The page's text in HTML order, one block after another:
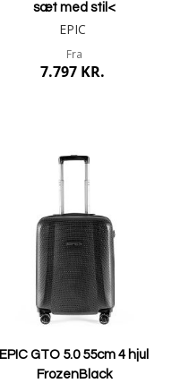
sæt med stil<
EPIC
Fra
7.797 KR.
EPIC GTO 5.0 55cm 4 hjul
FrozenBlack